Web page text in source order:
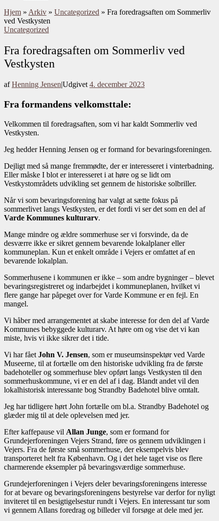
Hjem » Arkiv » Uncategorized » Fra foredragsaften om Sommerliv
ved Vestkysten
Uncategorized
Fra foredragsaften om Sommerliv ved
Vestkysten
afHenning Jensen|Udgivet 4. december 2023
Fra formandens velkomsttale:
Velkommen til foredragsaften, som vi har kaldt Sommerliv ved
Vestkysten.
Jeg hedder Henning Jensen og er formand for bevaringsforeningen.
Dejligt med så mange fremmødte, der er interesseret i vinterbadning.
Eller måske I blot er interesseret i at høre og se lidt om
Vestkystområdets udvikling set gennem de historiske solbriller.
Når vi som bevaringsforening har valgt at sætte fokus på
sommerlivet langs Vestkysten, er det fordi vi ser det som en del af
Varde Kommunes kulturarv.
Mange mindre og ældre sommerhuse ser vi forsvinde, da de
desværre ikke er sikret gennem bevarende lokalplaner eller
kommuneplan. Kun et enkelt område i Vejers er omfattet af en
bevarende lokalplan.
Sommerhusene i kommunen er ikke – som andre bygninger – blevet
bevaringsregistreret og indarbejdet i kommuneplanen, hvilket vi
flere gange har påpeget over for Varde Kommune er en fejl. En
mangel.
Vi håber med arrangementet at skabe interesse for den del af Varde
Kommunes bebyggede kulturarv. At høre om og vise det vi kan
miste, hvis vi ikke sikrer det i tide.
Vi har fået John V. Jensen, som er museumsinspektør ved Varde
Museerne, til at fortælle om den historiske udvikling fra de første
badehoteller og sommerhuse blev opført langs Vestkysten til den
sommerhuskommune, vi er en del af i dag. Blandt andet vil den
lokalhistorisk interessante bog Strandby Badehotel blive omtalt.
Jeg har tidligere hørt John fortælle om bl.a. Strandby Badehotel og
glæder mig til at dele oplevelsen med jer.
Efter kaffepause vil Allan Junge, som er formand for
Grundejerforeningen Vejers Strand, føre os gennem udviklingen i
Vejers. Fra de første små sommerhuse, der eksempelvis blev
transporteret helt fra København. Og i det hele taget vise os flere
charmerende eksempler på bevaringsværdige sommerhuse.
Grundejerforeningen i Vejers deler bevaringsforeningens interesse
for at bevare og bevaringsforeningens bestyrelse var derfor for nyligt
inviteret til en besigtigelsestur rundt i Vejers. En interessant tur som
vi gennem Allans foredrag og billeder vil forsøge at dele med jer.